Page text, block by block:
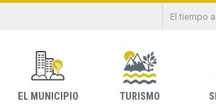
El tiempo
EL MUNICIPIO TURISMO